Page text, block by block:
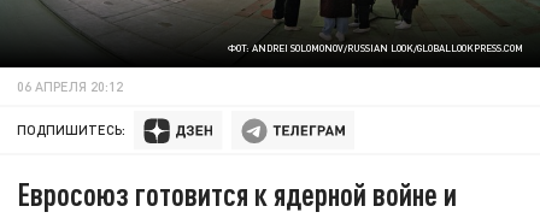
ФОТ: ANDREI SOLOMONOV/RUSSIAN LOOK/GLOBALLOOKPRESS.COM
06 АПРЕЛЯ 20:12
ПОДПИШИТЕСЬ:
Евросоюз готовится к ядерной войне и